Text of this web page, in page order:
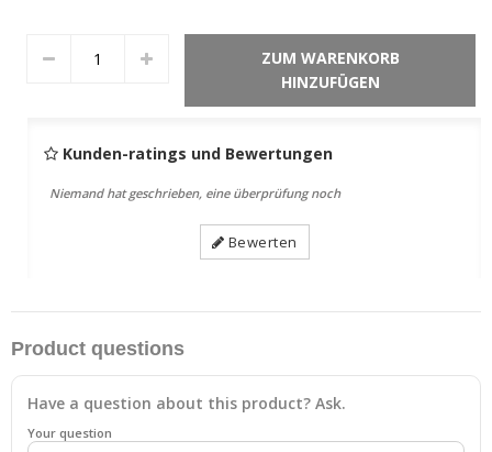
ZUM WARENKORB
HINZUFÜGEN
Kunden-ratings und Bewertungen
Niemand hat geschrieben, eine überprüfung noch
Bewerten
Product questions
Have a question about this product? Ask.
Your question